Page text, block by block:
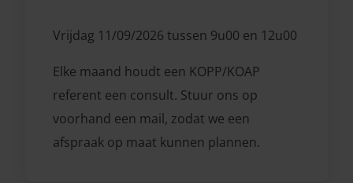
Elke maand houdt een KOPP/KOAP
referent een consult. Stuur ons op
voorhand een mail, zodat we een
afspraak op maat kunnen plannen.
Vrijdag 11/09/2026 tussen 9u00 en 12u00